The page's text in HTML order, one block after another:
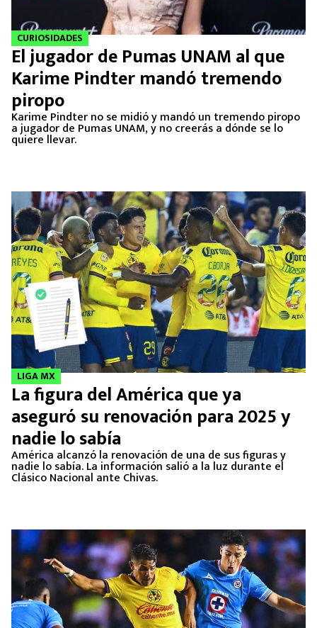
CURIOSIDADES
El jugador de Pumas UNAM al que
Karime Pindter mandó tremendo
piropo
Karime Pindter no se midió y mandó un tremendo piropo
a jugador de Pumas UNAM, y no creerás a dónde se lo
quiere llevar.
LIGA MX
La figura del América que ya
aseguró su renovación para 2025 y
nadie lo sabía
América alcanzó la renovación de una de sus figuras y
nadie lo sabía. La información salió a la luz durante el
Clásico Nacional ante Chivas.